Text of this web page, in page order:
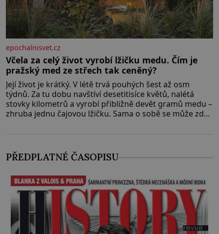
epochalnisvet.cz
Včela za celý život vyrobí lžičku medu. Čím je
pražský med ze střech tak ceněný?
Její život je krátký. V létě trvá pouhých šest až osm
týdnů. Za tu dobu navštíví desetitisíce květů, nalétá
stovky kilometrů a vyrobí přibližně devět gramů medu –
zhruba jednu čajovou lžičku. Sama o sobě se může zdát
PŘEDPLATNÉ ČASOPISU